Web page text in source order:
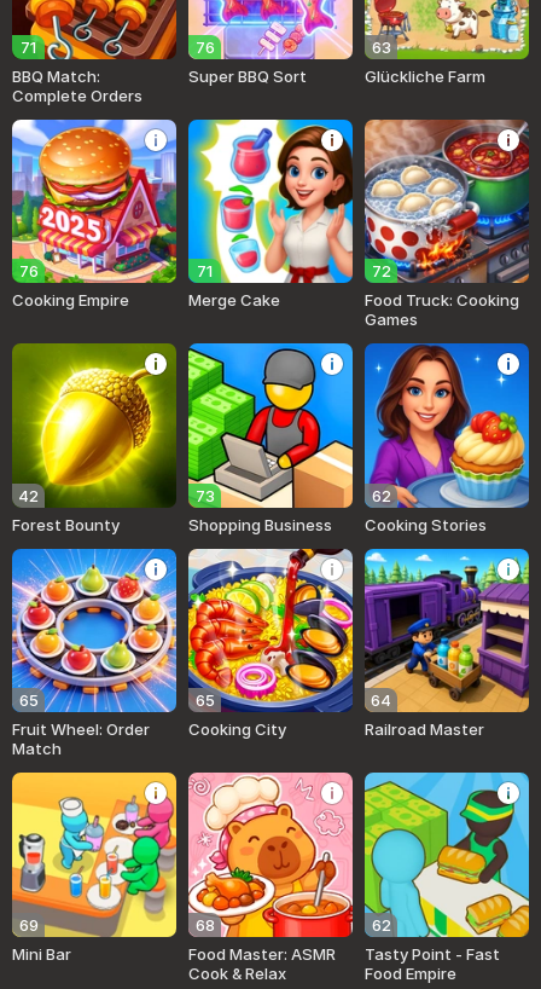
71
BBQ Match:
Complete Orders
76
Super BBQ Sort
63
Glückliche Farm
76
Cooking Empire
71
Merge Cake
72
Food Truck: Cooking
Games
42
Forest Bounty
73
Shopping Business
62
Cooking Stories
65
Fruit Wheel: Order
Match
65
Cooking City
64
Railroad Master
69
Mini Bar
68
Food Master: ASMR
Cook & Relax
62
Tasty Point - Fast
Food Empire